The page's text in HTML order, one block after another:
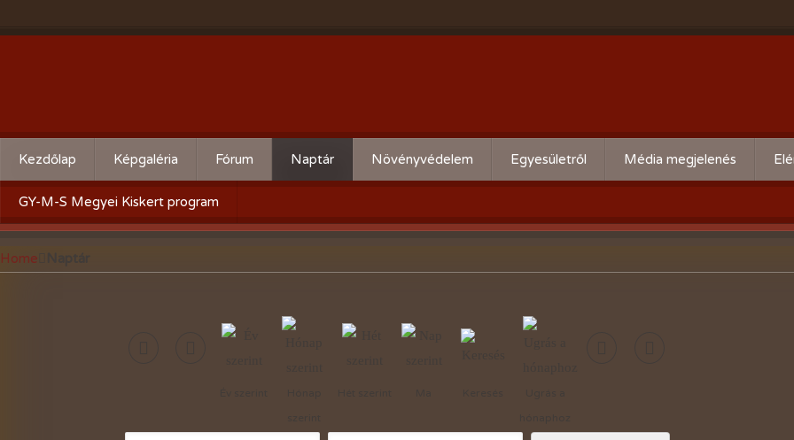
Kezdőlap Képgaléria
Évente:
2026-évi események
2023-évi események
Fórum
Hogyan csináld! - Kérdezz,
Zöldségeskert
Naptár Növényvédelem
Aktuális növényvédelmi teendők
Egyesületről
Alapszabály
Média megjelenés
GY-M-S Megyei Kiskert program
Home Naptár